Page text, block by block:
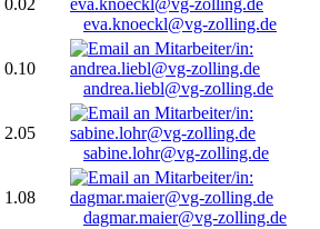
0.02
eva.knoeckl@vg-zolling.de
0.10
andrea.liebl@vg-zolling.de
2.05
sabine.lohr@vg-zolling.de
1.08
dagmar.maier@vg-zolling.de